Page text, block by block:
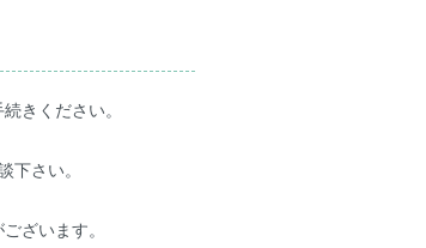
きください。
下さい。
ざいます。